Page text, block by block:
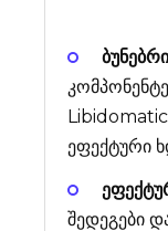
ეფექტური
შედეგები